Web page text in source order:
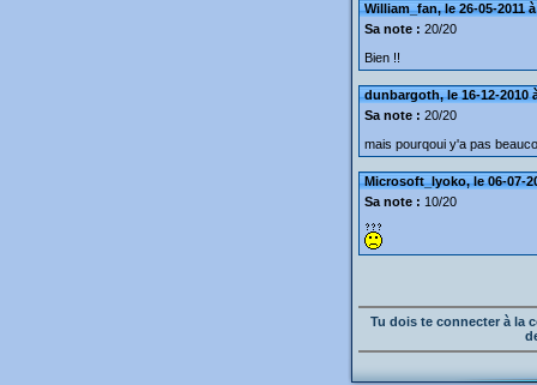
William_fan, le 26-05-2011
Sa note : 20/20
Bien !!
dunbargoth, le 16-12-2010
Sa note : 20/20
mais pourqoui y'a pas
Microsoft_lyoko, le 06-07-
Sa note : 10/20
Tu dois te connecter à la